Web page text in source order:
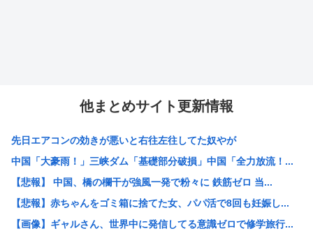
他まとめサイト更新情報
先日エアコンの効きが悪いと右往左往してた奴やが
中国「大豪雨！」三峡ダム「基礎部分破損」中国「全力放流！...
【悲報】 中国、橋の欄干が強風一発で粉々に 鉄筋ゼロ 当...
【悲報】赤ちゃんをゴミ箱に捨てた女、パパ活で8回も妊娠し...
【画像】ギャルさん、世界中に発信してる意識ゼロで修学旅行...